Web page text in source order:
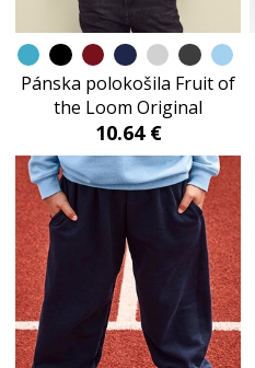
Pánska polokošila Fruit of
the Loom Original
10.64 €